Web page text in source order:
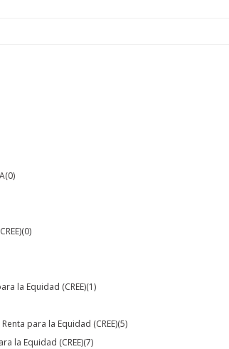
(0)
(0)
la Equidad (CREE)(1)
para la Equidad (CREE)(5)
la Equidad (CREE)(7)